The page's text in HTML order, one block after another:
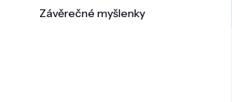
Závěrečné myšlenky